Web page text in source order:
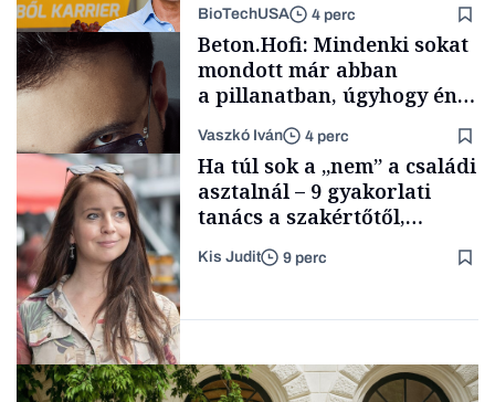
Smart habits
Content Lab HUB
BioTechUSA 4 perc
Forbes-sztori
Beton.Hofi: Mindenki sokat
mondott már abban
a pillanatban, úgyhogy én
a legsarkosabb
gondolataimat akartam
kimondani
Vaszkó Iván 4 perc
Gasztró
Ha túl sok a „nem” a családi
asztalnál – 9 gyakorlati
tanács a szakértőtől,
hogyan legyünk jól etető
szülők
Kis Judit 9 perc